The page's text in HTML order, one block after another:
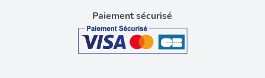
Paiement sécurisé